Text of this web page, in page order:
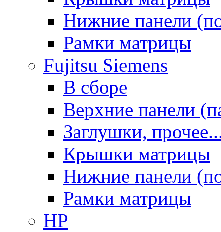
Нижние панели
Рамки матрицы
Fujitsu Siemens
В сборе
Верхние панели
Заглушки,
Крышки матрицы
Нижние панели
Рамки матрицы
HP